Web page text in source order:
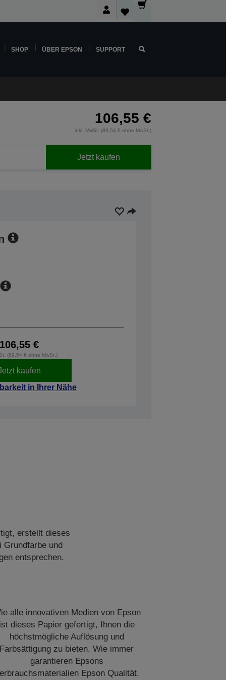
SHOP ÜBER EPSON SUPPORT
106,55 €
inkl. MwSt. (89,54 € ohne MwSt.)
Jetzt kaufen
106,55 €
(89,54 € ohne MwSt.)
kaufen
in Ihrer Nähe
erstellt dieses
und
entsprechen.
alle innovativen Medien von Epson
dieses Papier gefertigt, Ihnen die
höchstmögliche Auflösung und
Farbsättigung zu bieten. Wie immer
garantieren Epsons
Epson Qualität.